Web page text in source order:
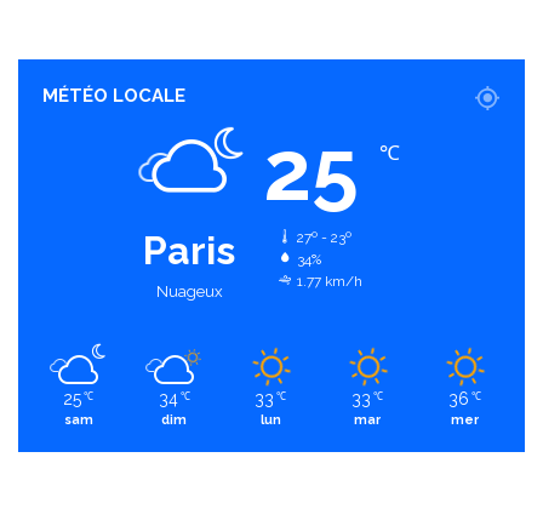
MÉTÉO LOCALE
Paris
Nuageux
25 ℃
27º - 23º
34%
1.77 km/h
25 ℃
sam
34 ℃
dim
33 ℃
lun
33 ℃
mar
36 ℃
mer